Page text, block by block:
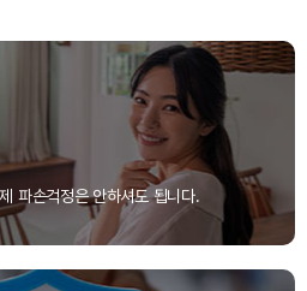
파손걱정은 안하셔도 됩니다.